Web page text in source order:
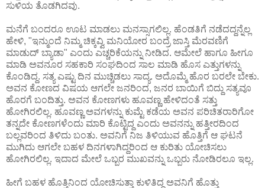
ಸುಳಿಯ ತೊಡಗಿದವು.
ಮನೆಗೆ ಬಂದರೂ ಊಟ ಮಾಡಲು ಮನಸ್ಸಾಗಲಿಲ್ಲ. ಹೆಂಡತಿಗೆ ನಡೆದದ್ದನ್ನೆಲ್ಲ
ಹೇಳಿ, "ಇನ್ಮುಂದೆ ನಿಮ್ಮ ಚಿಕ್ಕವ್ವಿ ಮನಿಯೋರ ಬಂದ್ರೆ ಜಾಸ್ತಿ ಮೆರವಣಿಗೆ
ಮಾಡುದ್ ಬ್ಯಾಡಾ" ಎಂದು ಎಚ್ಚರಿಕೆಯನ್ನು ನೀಡಿದ. ಆಮೇಲೆ ಹಾಗೂ ಹೀಗೂ
ಮಾಡಿ ಅವನೂರ ಸಹಕಾರಿ ಸಂಘದಿಂದ ಸಾಲ ಮಾಡಿ ಹೊಸ ಎತ್ತುಗಳನ್ನು
ಕೊಂಡಿದ್ದ. ಸತ್ಯ ಎಷ್ಟು ದಿನ ಮುಚ್ಚಿಡಲು ಸಾದ್ಯ. ಅದೊಮ್ಮೆ ಹೊರ ಬರಲೇ ಬೇಕು.
ಅವನ ಕೋಣದ ವಿಷಯ ಆಗಲೇ ಜನರಿಂದ, ಜನರ ಬಾಯಿಗೆ ಬಿದ್ದು ಸತ್ಯವೂ
ಹೊರಗೆ ಬಂದಿತ್ತು. ಅವನ ಕೋಣಗಳು ಹೂವಣ್ಣ ಹೇಳಿದಂತೆ ಸತ್ತು
ಹೋಗಿರಲಿಲ್ಲ. ಹೂವಣ್ಣ ಅವಗಳನ್ನು ಕುಮ್ಟೆ ಕಡೆಯ ಅವನ ಪರಿಚಿತರಾರಿಗೋ
ತನ್ನದೇ ಕೋಣಗಳೆಂದು ಮಾರಿ ಕೊಟ್ಟಿದ್ದ ಎಂದು ಅವನನ್ನು ಹತ್ತೀರದಿಂದ
ಬಲ್ಲವರಿಂದ ತಿಳಿದು ಬಂತು. ಅವನಿಗೆ ನಿಜ ತಿಳಿಯುವ ಹೊತ್ತಿಗೆ ಆ ಘಟನೆ
ಮುಗಿದು ಆಗಲೇ ಬಹಳ ದಿನಗಳಾಗಿದ್ದರಿಂದ ಆ ಕುರಿತು ಯೋಚಿಸಲು
ಹೋಗಿರಲಿಲ್ಲ. ಇದಾದ ಮೇಲೆ ಒಬ್ಬರ ಮುಖವನ್ನು ಒಬ್ಬರು ನೋಡಿರಲೂ ಇಲ್ಲ.
ಹೀಗೆ ಬಹಳ ಹೊತ್ತಿನಿಂದ ಯೋಚಿಸುತ್ತಾ ಕುಳಿತಿದ್ದ ಅವನಿಗೆ ಹೊತ್ತು